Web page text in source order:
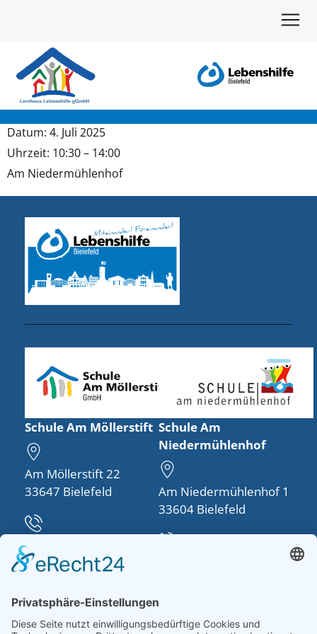
Datum: 4. Juli 2025
Uhrzeit: 10:30– 14:00
Am Nieder­müh­len­hof
Schule Am Möllerstift
Am Möllerstift 22
33647 Bielefeld
Telefon: 0521 48950-30
info(at)schule-am-
Schule Am
Niedermühlenhof
Am Niedermühlenhof 1
33604 Bielefeld